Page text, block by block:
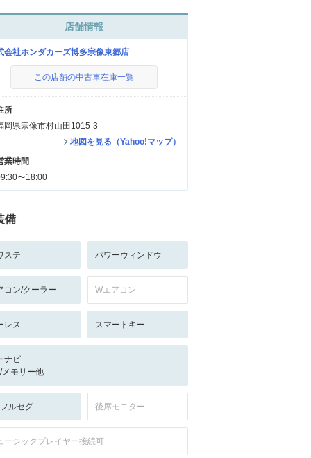
店舗情報
会社ホンダカーズ博多宗像東郷店
この店舗の中古車在庫一覧
所
岡県宗像市村山田1015-3
地図を見る（Yahoo!マップ）
業時間
〜18:00
備
ステ パワーウィンドウ
コン/クーラー Wエアコン
レス スマートキー
ナビ
メモリー他
ルセグ 後席モニター
ージックプレイヤー接続可